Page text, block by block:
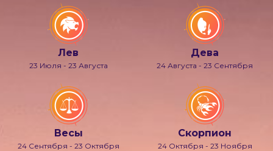
Лев
23 Июля - 23 Августа
Дева
24 Августа - 23 Сентября
Весы
24 Сентября - 23 Октября
Скорпион
24 Октября - 23 Ноября